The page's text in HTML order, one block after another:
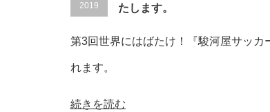
2019
たします。
第3回世界にはばたけ！『駿河屋サッカ
れます。
続きを読む